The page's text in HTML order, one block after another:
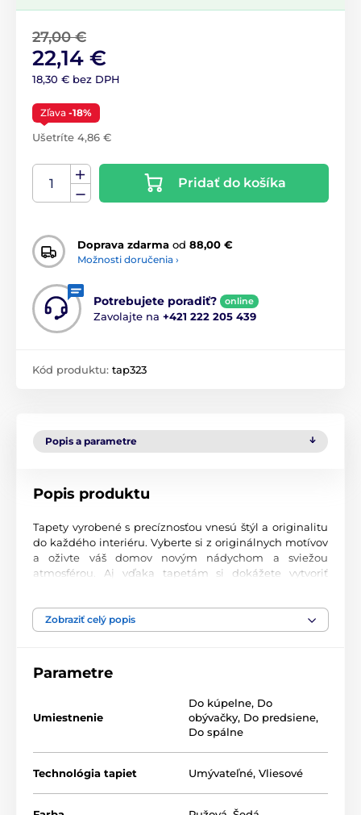
27,00 €
22,14 €
18,30 € bez DPH
Zľava -18%
Ušetríte 4,86 €
Pridať do košíka
Doprava zdarma od 88,00 €
Možnosti doručenia ›
Potrebujete poradiť? online
Zavolajte na +421 222 205 439
Kód produktu: tap323
Popis a parametre
Popis produktu
Tapety vyrobené s precíznosťou vnesú štýl a originalitu
do každého interiéru. Vyberte si z originálnych motívov
a oživte váš domov novým nádychom a sviežou
atmosférou. Aj vďaka tapetám si dokážete vytvoriť
Najvyššia kvalita tlače
miestnosti. Tlačia sa na kvalitný vlies s jemným
technológii sa vyznačujú výbornou odolnosťou a
farebnou stálosťou.
Dostupné rozmery a typy tapiet (v cm – šírka x
výška)
Zobraziť celý popis
Parametre
Umiestnenie
Do kúpelne, Do
obývačky, Do predsiene,
Do spálne
Technológia tapiet Umývateľné, Vliesové